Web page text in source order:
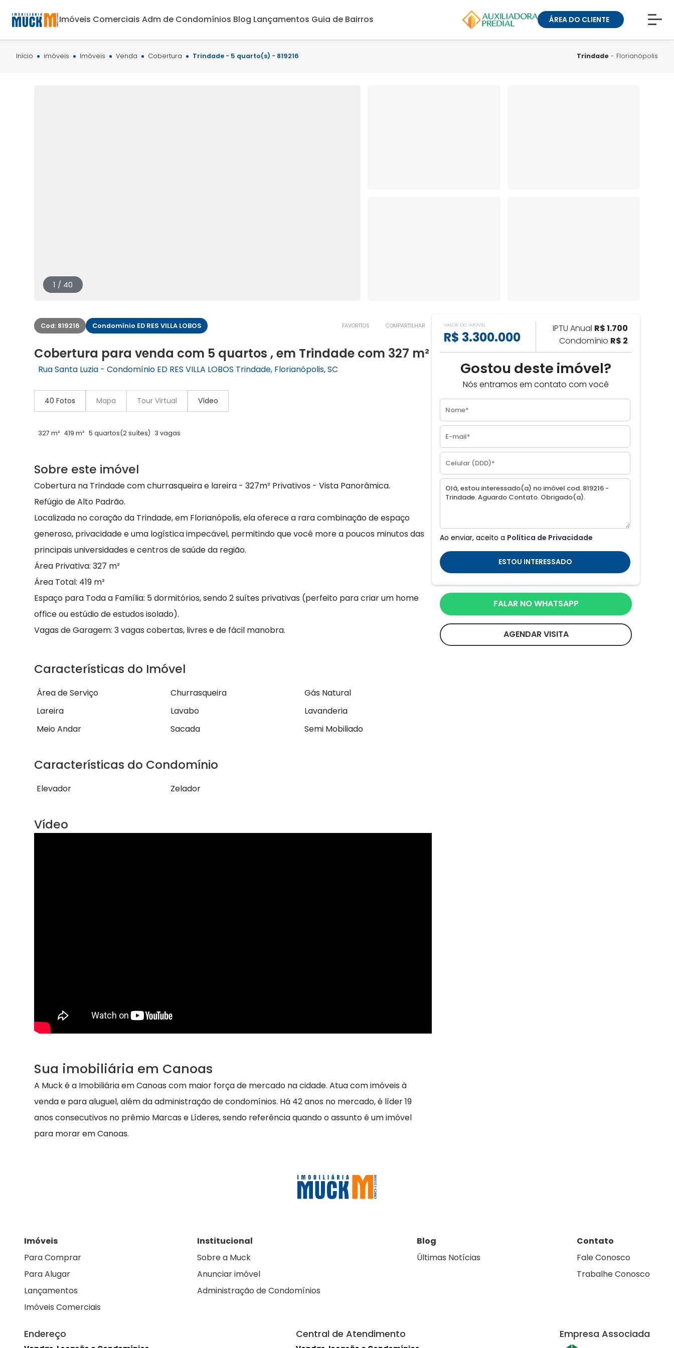
Imóveis Comerciais Adm de Condomínios Blog Lançamentos Guia de Bairros ÁREA DO CLIENTE
CONHEÇA A MUCK
BLOG
TRABALHE CONOSCO
Início imóveis Imóveis Venda Cobertura Trindade - 5 quarto(s) - 819216 Trindade - Florianópolis
1 / 40
Cod: 819216 Condomínio ED RES VILLA LOBOS FAVORITOS COMPARTILHAR
Cobertura para venda com 5 quartos , em Trindade com 327 m²
Rua Santa Luzia - Condomínio ED RES VILLA LOBOS Trindade, Florianópolis, SC
40 Fotos Mapa Tour Virtual Vídeo
327 m² 419 m² 5 quartos(2 suítes) 3 vagas
Sobre este imóvel
Cobertura na Trindade com churrasqueira e lareira - 327m² Privativos - Vista Panorâmica.
Refúgio de Alto Padrão.
Localizada no coração da Trindade, em Florianópolis, ela oferece a rara combinação de espaço
generoso, privacidade e uma logística impecável, permitindo que você more a poucos minutos das
principais universidades e centros de saúde da região.
Área Privativa: 327 m²
Área Total: 419 m²
Espaço para Toda a Família: 5 dormitórios, sendo 2 suítes privativas (perfeito para criar um home
office ou estúdio de estudos isolado).
Vagas de Garagem: 3 vagas cobertas, livres e de fácil manobra.
Características do Imóvel
Área de Serviço Churrasqueira
Gás Natural
Lareira
Lavabo
Lavanderia
Meio Andar
Sacada Semi Mobiliado
Características do Condomínio
Elevador Zelador
Vídeo
Sua imobiliária em Canoas
A Muck é a Imobiliária em Canoas com maior força de mercado na cidade. Atua com imóveis à
venda e para aluguel, além da administração de condomínios. Há 42 anos no mercado, é líder 19
anos consecutivos no prêmio Marcas e Líderes, sendo referência quando o assunto é um imóvel
para morar em Canoas.
VALOR DO IMÓVEL
R$ 3.300.000
IPTU Anual R$ 1.700
Condomínio R$ 2
Gostou deste imóvel?
Nós entramos em contato com você
Ao enviar, aceito a Política de Privacidade
ESTOU INTERESSADO
FALAR NO WHATSAPP
AGENDAR VISITA
Imóveis
Para Comprar
Para Alugar
Lançamentos
Imóveis Comerciais
Institucional
Sobre a Muck
Anunciar imóvel
Administração de Condomínios
Blog
Últimas Notícias
Contato
Fale Conosco
Trabalhe Conosco
Endereço Central de Atendimento Empresa Associada